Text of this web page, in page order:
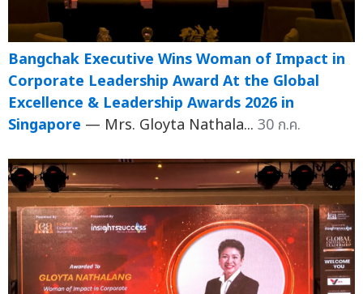
Bangchak Executive Wins Woman of Impact in
Corporate Leadership Award At the Global
Excellence & Leadership Awards 2026 in
Singapore — Mrs. Gloyta Nathala... 30 ก.ค.